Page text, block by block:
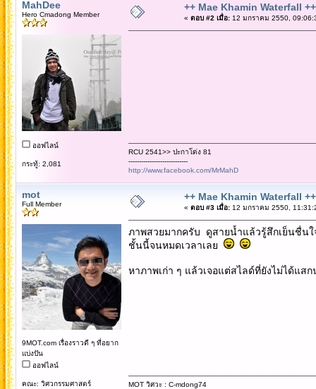
MahDee
Hero Cmadong Member
ออฟไลน์
กระทู้: 2,081
++ Mae Khamin Waterfall ++
« ตอบ #2 เมื่อ:12 มกราคม 2550,
RCU 2541>> ปะกาโด่ง 81
----------------------------
http://www.facebook.com/MrMahD
mot
Full Member
9MOT.com เรื่องราวดี ๆ ที่อยาก
แบ่งปัน
ออฟไลน์
คณะ: วิศวกรรมศาสตร์
++ Mae Khamin Waterfall ++
« ตอบ #3 เมื่อ:12 มกราคม 2550,
ภาพสวยมากครับ ดูสายน้ำแล้วรู้สึกเย็นชื่น
ชั้นนี้จนหมดเวลาเลย
หาภาพเก่า ๆ แล้วเจอแต่สไลด์ที่ยังไม่ได้แ
MOT วิศวะ : C-mdong74